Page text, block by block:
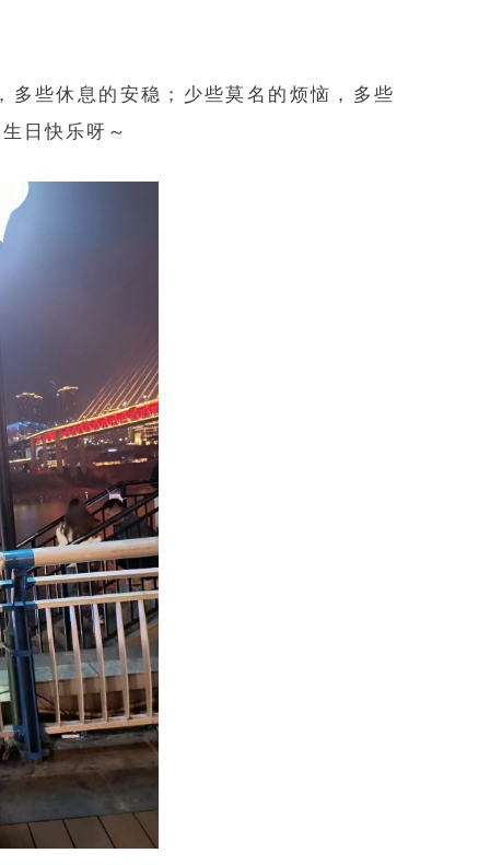
些休息的安稳；少些莫名的烦恼，多些
日快乐呀～